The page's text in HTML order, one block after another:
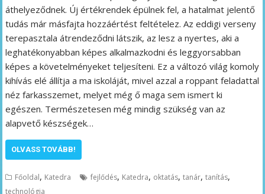
áthelyeződnek. Új értékrendek épülnek fel, a hatalmat jelentő
tudás már másfajta hozzáértést feltételez. Az eddigi verseny
terepasztala átrendeződni látszik, az lesz a nyertes, aki a
leghatékonyabban képes alkalmazkodni és leggyorsabban
képes a követelményeket teljesíteni. Ez a változó világ komoly
kihívás elé állítja a ma iskoláját, mivel azzal a roppant feladattal
néz farkasszemet, melyet még ő maga sem ismert ki
egészen. Természetesen még mindig szükség van az
alapvető készségek…
OLVASS TOVÁBB!
Főoldal, Katedra fejlődés, Katedra, oktatás,tanár,tanítás,
technológia